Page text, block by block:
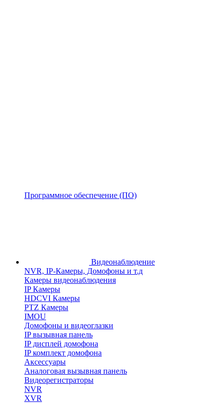
Программное обеспечение (ПО)
Видеонаблюдение
NVR, IP-Камеры, Домофоны и т.д
Камеры видеонаблюдения
IP Камеры
HDCVI Камеры
PTZ Камеры
IMOU
Домофоны и видеоглазки
IP вызывная панель
IP дисплей домофона
IP комплект домофона
Аксессуары
Аналоговая вызывная панель
Видеорегистраторы
NVR
XVR